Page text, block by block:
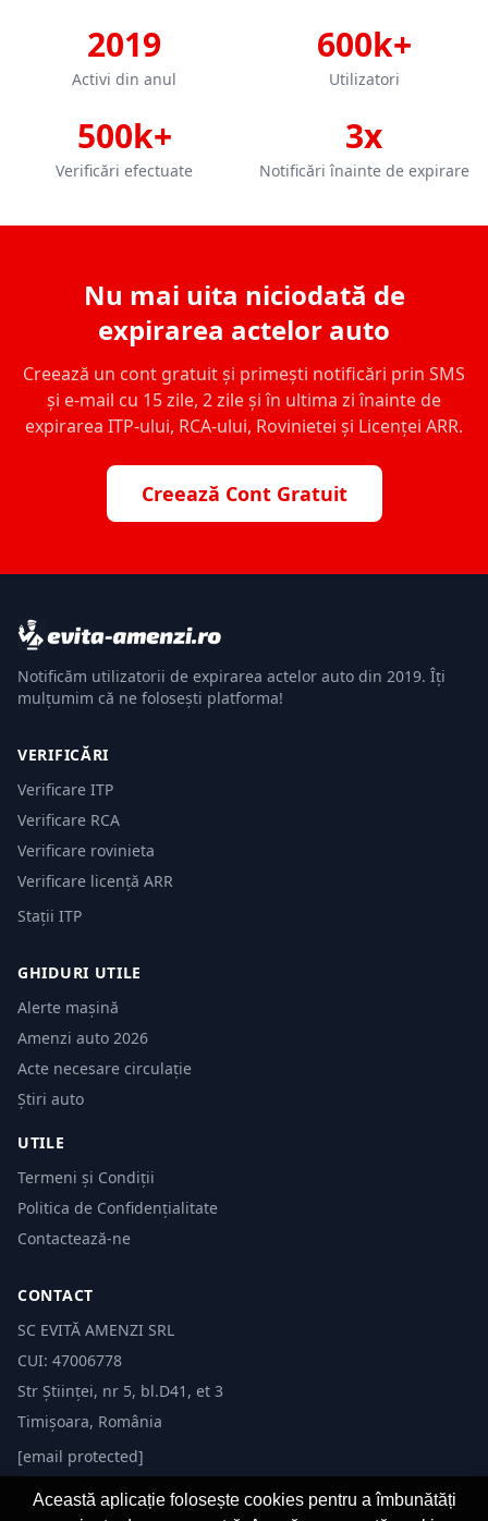
2019
Activi din anul
600k+
Utilizatori
500k+
Verificări efectuate
3x
Notificări înainte de expirare
Nu mai uita niciodată de
expirarea actelor auto
Creează un cont gratuit și primești notificări prin SMS
și e-mail cu 15 zile, 2 zile și în ultima zi înainte de
expirarea ITP-ului, RCA-ului, Rovinietei și Licenței ARR.
Creează Cont Gratuit
Notificăm utilizatorii de expirarea actelor auto din 2019. Îți
mulțumim că ne folosești platforma!
VERIFICĂRI
Verificare ITP
Verificare RCA
Verificare rovinieta
Verificare licență ARR
Stații ITP
GHIDURI UTILE
Alerte mașină
Amenzi auto 2026
Acte necesare circulație
Știri auto
UTILE
Termeni și Condiții
Politica de Confidențialitate
Contactează-ne
CONTACT
SC EVITĂ AMENZI SRL
CUI: 47006778
Str Științei, nr 5, bl.D41, et 3
Timișoara, România
[email protected]
Această aplicație folosește cookies pentru a îmbunătăți